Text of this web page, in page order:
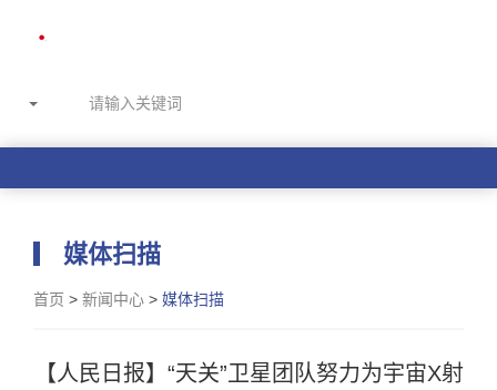
媒体扫描
首页 > 新闻中心 > 媒体扫描
【人民日报】“天关”卫星团队努力为宇宙X射